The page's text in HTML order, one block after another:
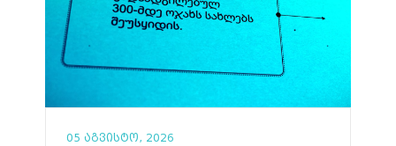
05 აგვისტო, 2026